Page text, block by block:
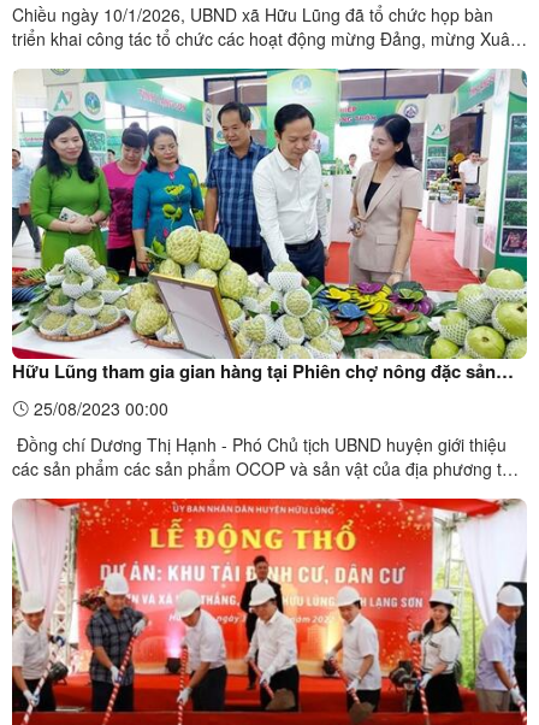
Chiều ngày 10/1/2026, UBND xã Hữu Lũng đã tổ chức họp bàn
triển khai công tác tổ chức các hoạt động mừng Đảng, mừng Xuân
UBND xã chủ trì cuộc họp.Tại cuộc họp, các đại biểu đã nghe và
cho ý kiến vào Kế hoạch tổ chức các hoạt động mừng ...
Hữu Lũng tham gia gian hàng tại Phiên chợ nông đặc sản
vùng miền; tuần lễ quảng bá na, nông đặc sản Lạng Sơn năm
2023 tại Hà Nội
25/08/2023 00:00
​Đồng chí Dương Thị Hạnh - Phó Chủ tịch UBND huyện giới thiệu
các sản phẩm các sản phẩm OCOP và sản vật của địa phương tới
27/8/2023, tại Khu Hội chợ triển lãm, Giao dịch Kinh tế và Thương
mại - Số 489 đường Hoàng Quốc Việt, Cầu Giấy, ...